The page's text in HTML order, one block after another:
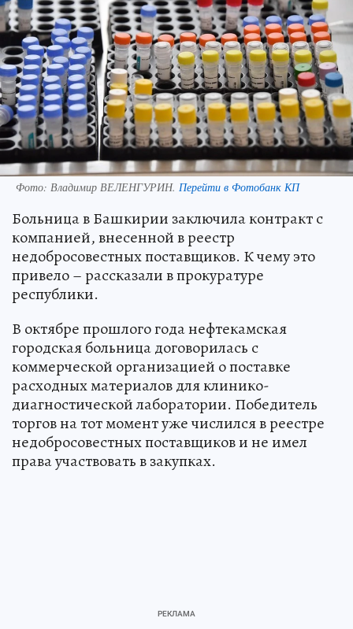
Фото: Владимир ВЕЛЕНГУРИН. Перейти в Фотобанк КП
Больница в Башкирии заключила контракт с
компанией, внесенной в реестр
недобросовестных поставщиков. К чему это
привело – рассказали в прокуратуре
республики.
В октябре прошлого года нефтекамская
городская больница договорилась с
коммерческой организацией о поставке
расходных материалов для клинико-
диагностической лаборатории. Победитель
торгов на тот момент уже числился в реестре
недобросовестных поставщиков и не имел
права участвовать в закупках.